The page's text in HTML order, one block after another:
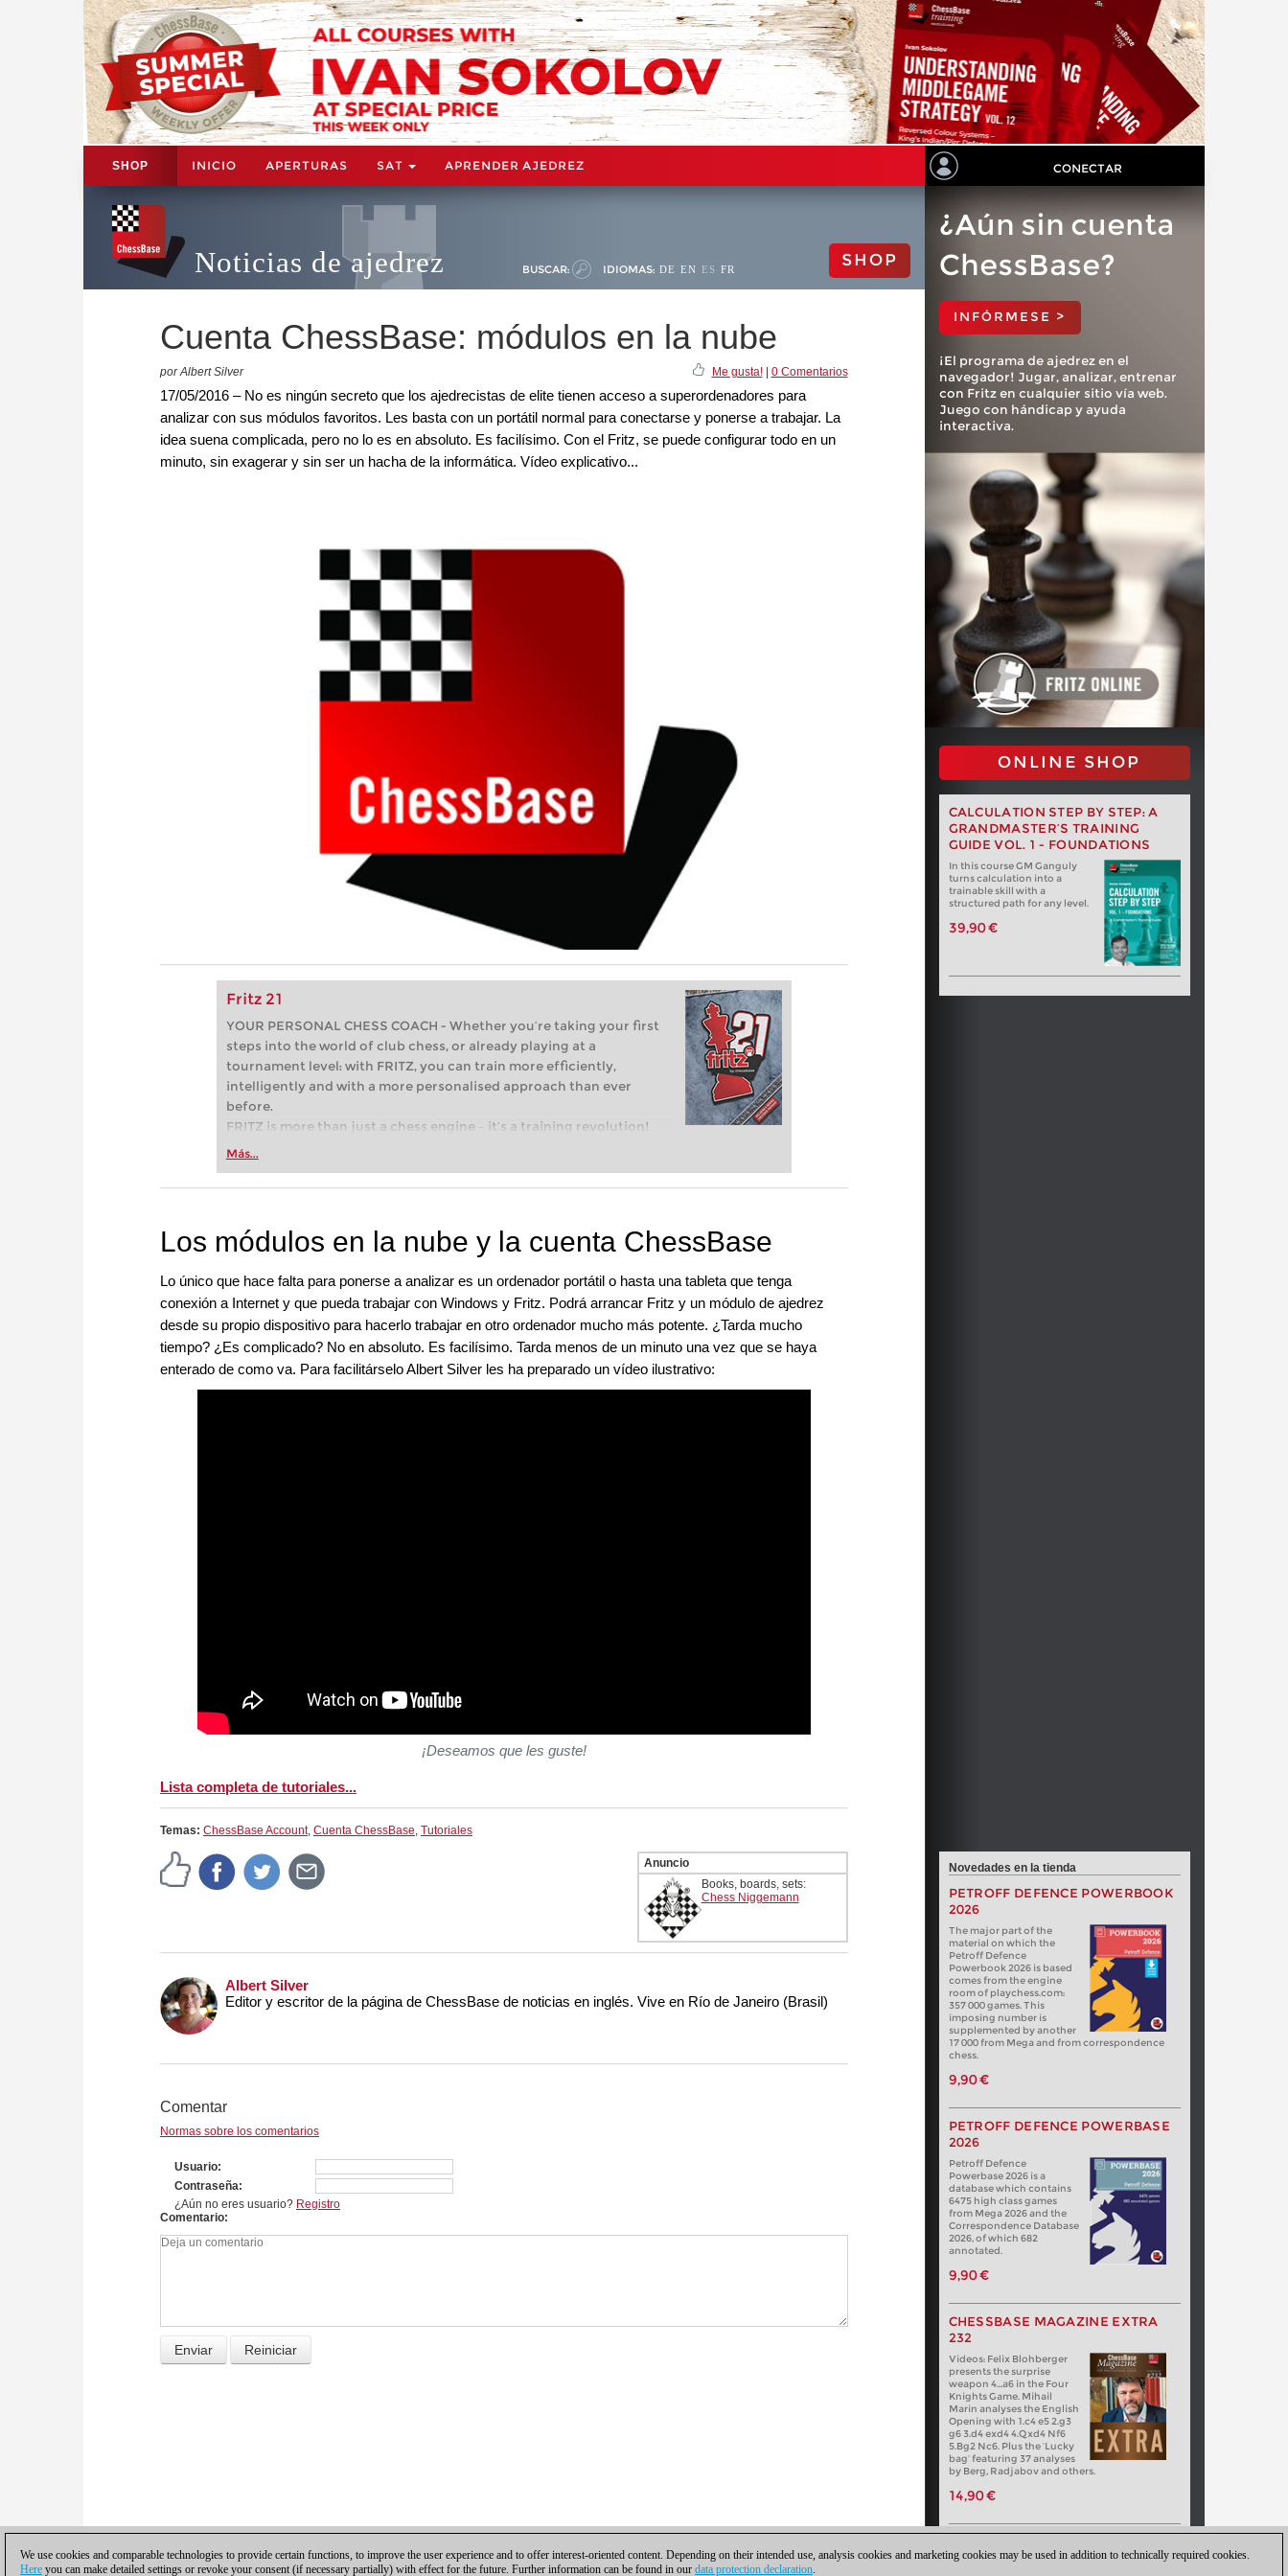
SHOP INICIO APERTURAS SAT APRENDER AJEDREZ CONECTAR
Noticias de ajedrez BUSCAR: IDIOMAS: DE EN ES FR SHOP
Cuenta ChessBase: módulos en la nube
por Albert Silver Me gusta!| 0 Comentarios
17/05/2016 – No es ningún secreto que los ajedrecistas de elite tienen acceso a superordenadores para
analizar con sus módulos favoritos. Les basta con un portátil normal para conectarse y ponerse a trabajar. La
idea suena complicada, pero no lo es en absoluto. Es facilísimo. Con el Fritz, se puede configurar todo en un
minuto, sin exagerar y sin ser un hacha de la informática. Vídeo explicativo...
Fritz 21
YOUR PERSONAL CHESS COACH - Whether you’re taking your first
steps into the world of club chess, or already playing at a
tournament level: with FRITZ, you can train more efficiently,
intelligently and with a more personalised approach than ever
before.
FRITZ is more than just a chess engine – it’s a training revolution!
Whether you’re taking your first steps into the world of club chess,
more efficiently, intelligently and with a more personalised
Más...
¿Aún sin cuenta
ChessBase?
INFÓRMESE >
¡El programa de ajedrez en el
navegador! Jugar, analizar, entrenar
con Fritz en cualquier sitio vía web.
Juego con hándicap y ayuda
interactiva.
ONLINE SHOP
CALCULATION STEP BY STEP: A
GRANDMASTER’S TRAINING
GUIDE VOL. 1 - FOUNDATIONS
In this course GM Ganguly
turns calculation into a
trainable skill with a
structured path for any level.
39,90 €
Los módulos en la nube y la cuenta ChessBase
Lo único que hace falta para ponerse a analizar es un ordenador portátil o hasta una tableta que tenga
conexión a Internet y que pueda trabajar con Windows y Fritz. Podrá arrancar Fritz y un módulo de ajedrez
desde su propio dispositivo para hacerlo trabajar en otro ordenador mucho más potente. ¿Tarda mucho
tiempo? ¿Es complicado? No en absoluto. Es facilísimo. Tarda menos de un minuto una vez que se haya
enterado de como va. Para facilitárselo Albert Silver les ha preparado un vídeo ilustrativo:
¡Deseamos que les guste!
Lista completa de tutoriales...
Temas: ChessBase Account, Cuenta ChessBase, Tutoriales
Anuncio
Books, boards, sets:
Chess Niggemann
Albert Silver
Editor y escritor de la página de ChessBase de noticias en inglés. Vive en Río de Janeiro (Brasil)
Comentar
Normas sobre los comentarios
Usuario
Contraseña
¿Aún no eres usuario? Registro
Comentario
Novedades en la tienda
PETROFF DEFENCE POWERBOOK
2026
The major part of the
material on which the
Petroff Defence
Powerbook 2026 is based
comes from the engine
room of playchess.com:
357 000 games. This
imposing number is
supplemented by another
17 000 from Mega and from correspondence
chess.
9,90 €
PETROFF DEFENCE POWERBASE
2026
Petroff Defence
Powerbase 2026 is a
database which contains
6475 high class games
from Mega 2026 and the
Correspondence Database
2026, of which 682
annotated.
9,90 €
CHESSBASE MAGAZINE EXTRA
232
Videos: Felix Blohberger
presents the surprise
weapon 4…a6 in the Four
Knights Game. Mihail
Marin analyses the English
Opening with 1.c4 e5 2.g3
g6 3.d4 exd4 4.Qxd4 Nf6
5.Bg2 Nc6. Plus the ‘Lucky
bag’ featuring 37 analyses
by Berg, Radjabov and others.
14,90 €
We use cookies and comparable technologies to provide certain functions, to improve the user experience and to offer interest-oriented content. Depending on their intended use, analysis cookies and marketing cookies may be used in addition to technically required cookies.
Here you can make detailed settings or revoke your consent (if necessary partially) with effect for the future. Further information can be found in our data protection declaration.